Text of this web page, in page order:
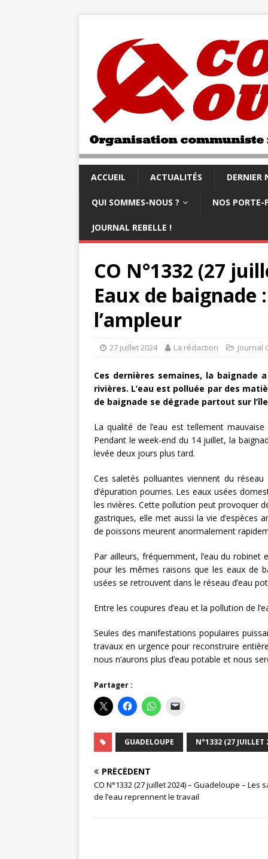
ACCUEIL ACTUALITÉS DERNIER
QUI SOMMES-NOUS ? NOS PORTE-
JOURNAL REBELLE !
CO N°1332 (27
Eaux de
l’ampleur
27 juillet 2024 La rédaction Journal
Ces dernières semaines, la
rivières. L’eau est polluée par des
de baignade se dégrade partout sur
La qualité de l’eau est tellement
Pendant le week-end du 14 juillet, la
levée deux jours plus tard.
Ces saletés polluantes viennent du
d’épuration pourries. Les eaux usées
les rivières. Cette pollution peut provoquer
gastriques, elle met aussi la vie d’espèces
de poissons meurent anormalement
Par ailleurs, fréquemment, l’eau du
pour les mêmes raisons que les eaux de
usées se retrouvent dans le réseau d’eau
Entre les coupures d’eau et la pollution de
Seules des manifestations populaires
travaux en urgence pour reconstruire
nous n’aurons plus d’eau potable et nous
Partager :
GUADELOUPE N°1332 (27 JUILLET
PRÉCÉDENT
CO N°1332 (27 juillet 2024) – Guadeloupe – Les
de l’eau reprennent le travail